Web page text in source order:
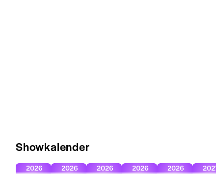
Showkalender
2026
2026
2026
2026
2026
2027